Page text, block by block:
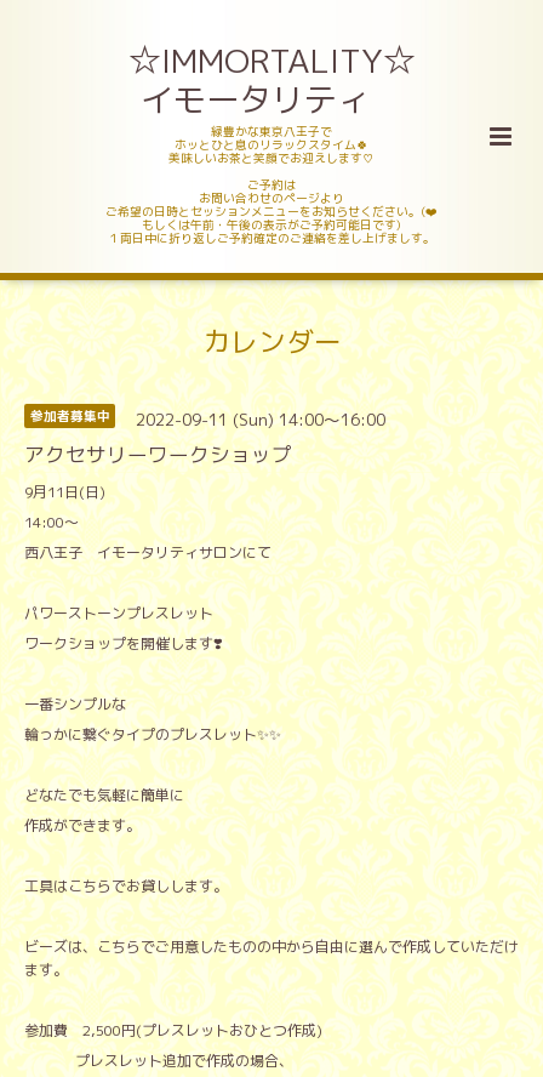
☆IMMORTALITY☆
イモータリティ
緑豊かな東京八王子で
ホッとひと息のリラックスタイム🍀
美味しいお茶と笑顔でお迎えします♡
ご予約は
お問い合わせのページより
ご希望の日時とセッションメニューをお知らせください。(❤️
もしくは午前・午後の表示がご予約可能日です)
１両日中に折り返しご予約確定のご連絡を差し上げましす。
カレンダー
参加者募集中 2022-09-11 (Sun) 14:00～16:00
アクセサリーワークショップ
9月11日(日)
14:00〜
西八王子 イモータリティサロンにて
パワーストーンプレスレット
ワークショップを開催します❣️
一番シンプルな
輪っかに繋ぐタイプのプレスレット✨✨
どなたでも気軽に簡単に
作成ができます。
工具はこちらでお貸しします。
ビーズは、こちらでご用意したものの中から自由に選んで作成していただけ
ます。
参加費 2,500円(プレスレットおひとつ作成)
プレスレット追加で作成の場合、